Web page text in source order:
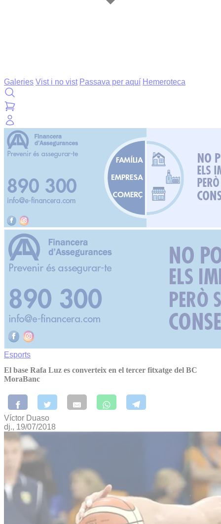
Galeries Vist i no vist Passava per aquí Hemeroteca
Esports
El base Rafa Luz es converteix en el tercer fitxatge del BC
MoraBanc
Víctor Duaso
dj., 19/07/2018